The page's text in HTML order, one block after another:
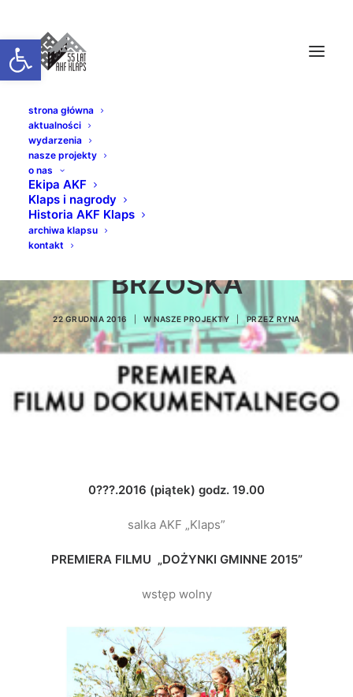
Otwórz pasek narzędzi
strona główna
aktualności
wydarzenia
nasze projekty
o nas
Ekipa AKF
Klaps i nagrody
Historia AKF Klaps
archiwa klapsu
kontakt
DOŻYNKI GMINNE
2015 // REAL. JÓZEF
BRZÓSKA
22 GRUDNIA 2016 WNASZE PROJEKTY PRZEZRYNA
0???.2016 (piątek) godz. 19.00
salka AKF „Klaps”
PREMIERA FILMU „DOŻYNKI GMINNE 2015”
wstęp wolny